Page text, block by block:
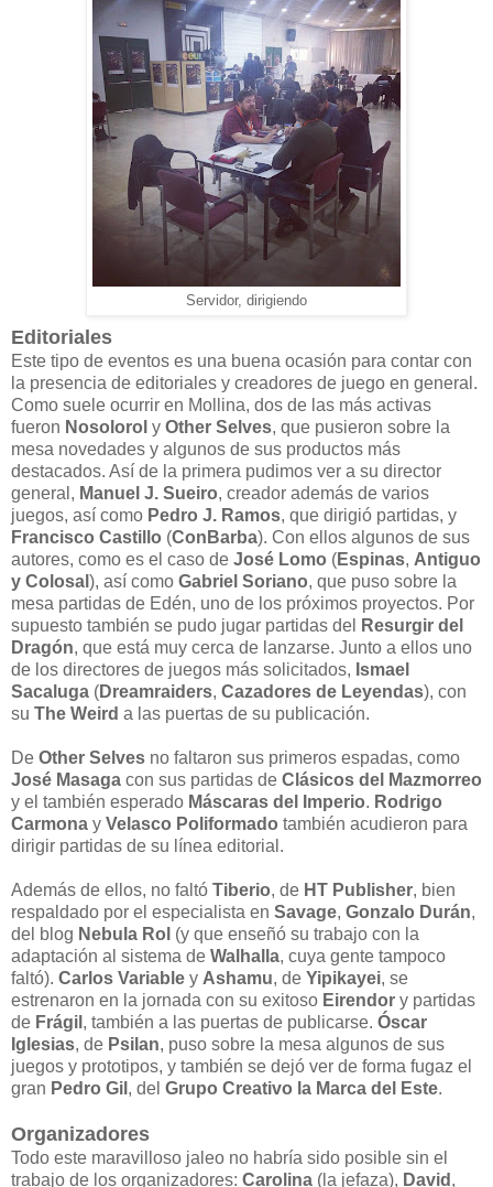
Servidor, dirigiendo
Editoriales
Este tipo de eventos es una buena ocasión para contar con
la presencia de editoriales y creadores de juego en general.
Como suele ocurrir en Mollina, dos de las más activas
fueron Nosolorol y Other Selves, que pusieron sobre la
mesa novedades y algunos de sus productos más
destacados. Así de la primera pudimos ver a su director
general, Manuel J. Sueiro, creador además de varios
juegos, así como Pedro J. Ramos, que dirigió partidas, y
Francisco Castillo (ConBarba). Con ellos algunos de sus
autores, como es el caso de José Lomo (Espinas, Antiguo
y Colosal ), así como Gabriel Soriano, que puso sobre la
mesa partidas de Edén, uno de los próximos proyectos. Por
supuesto también se pudo jugar partidas del
Resurgir del
Dragón, que está muy cerca de lanzarse. Junto a ellos uno
de los directores de juegos más solicitados, Ismael
Sacaluga (Dreamraiders, Cazadores de Leyendas), con
su The Weird a las puertas de su publicación.
De Other Selves no faltaron sus primeros espadas, como
José Masaga con sus partidas de Clásicos del Mazmorreo
y el también esperado Máscaras del Imperio. Rodrigo
Carmona y Velasco Poliformado también acudieron para
dirigir partidas de su línea editorial.
Además de ellos, no faltó Tiberio, de HT Publisher, bien
respaldado por el especialista en Savage, Gonzalo Durán,
del blog Nebula Rol (y que enseñó su trabajo con la
adaptación al sistema de Walhalla, cuya gente tampoco
faltó). Carlos Variable y Ashamu, de Yipikayei, se
estrenaron en la jornada con su exitoso Eirendor y partidas
de Frágil , también a las puertas de publicarse. Óscar
Iglesias, de Psilan, puso sobre la mesa algunos de sus
juegos y prototipos, y también se dejó ver de forma fugaz el
gran Pedro Gil , del Grupo Creativo la Marca del Este.
Organizadores
Todo este maravilloso jaleo no habría sido posible sin el
trabajo de los organizadores: Carolina (la jefaza), David ,